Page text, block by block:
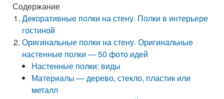
Содержание
Декоративные полки на стену. Полки в интерьере
гостиной
Оригинальные полки на стену. Оригинальные
настенные полки — 50 фото идей
Настенные полки: виды
Материалы — дерево, стекло, пластик или
металл